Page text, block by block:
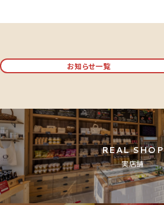
お知らせ一覧
REAL SHOP
実店舗